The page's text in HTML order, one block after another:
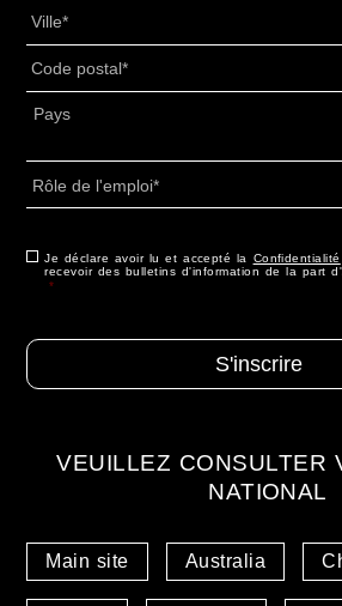
Adresse
Pays
de
Consenso *
Je déclare avoir lu et accepté la Confidentialité
recevoir des bulletins d'information de la part
*
VEUILLEZ CONSULTER
NATIONAL
Main site Australia